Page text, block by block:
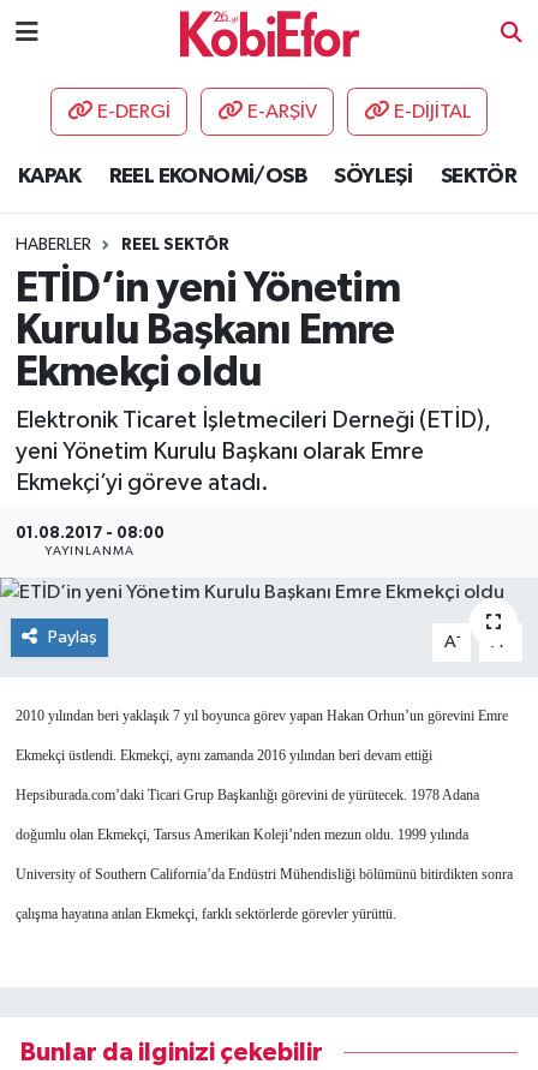
E-DERGİ E-ARŞİV E-DİJİTAL
KAPAK REEL EKONOMİ/OSB SÖYLEŞİ SEKTÖR
HABERLER REEL SEKTÖR
ETİD’in yeni Yönetim
Kurulu Başkanı Emre
Ekmekçi oldu
Elektronik Ticaret İşletmecileri Derneği (ETİD),
yeni Yönetim Kurulu Başkanı olarak Emre
Ekmekçi’yi göreve atadı.
01.08.2017 - 08:00
YAYINLANMA
Paylaş A- A
2010 yılından beri yaklaşık 7 yıl boyunca görev yapan Hakan Orhun’un görevini Emre
Ekmekçi üstlendi. Ekmekçi, aynı zamanda 2016 yılından beri devam ettiği
Hepsiburada.com’daki Ticari Grup Başkanlığı görevini de yürütecek. 1978 Adana
doğumlu olan Ekmekçi, Tarsus Amerikan Koleji’nden mezun oldu. 1999 yılında
University of Southern California’da Endüstri Mühendisliği bölümünü bitirdikten sonra
çalışma hayatına atılan Ekmekçi, farklı sektörlerde görevler yürüttü.
Bunlar da ilginizi çekebilir
AKADEMİ
DESTEK-TEŞVİK
ETKİNLİK
GÜNCEL
HABERLER
KAPAK
SEKTÖR
ŞİRKET PANO
ÜLKE
YAŞAM